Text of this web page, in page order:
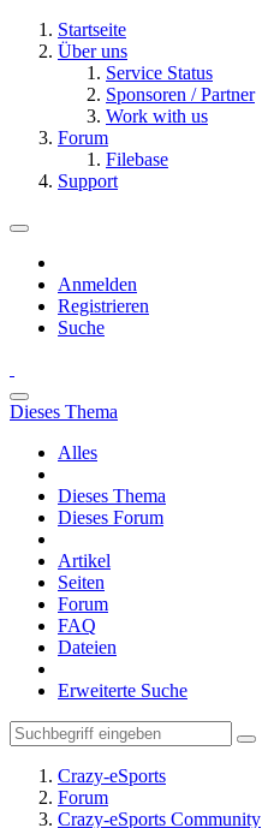
Startseite
Über uns
Service Status
Sponsoren / Partner
Work with us
Forum
Filebase
Support
Anmelden
Registrieren
Suche
Dieses Thema
Alles
Dieses Thema
Dieses Forum
Artikel
Seiten
Forum
FAQ
Dateien
Erweiterte Suche
Crazy-eSports
Forum
Crazy-eSports Community